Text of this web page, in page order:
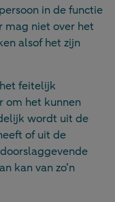
in de functie
mag niet over het
alsof het zijn
feitelijk
om het kunnen
wordt uit de
of uit de
kan van zo’n